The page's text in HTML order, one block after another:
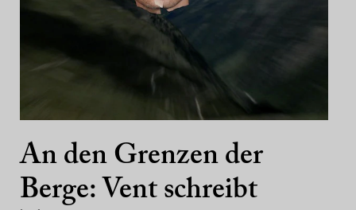
An den Grenzen der
Berge: Vent schreibt